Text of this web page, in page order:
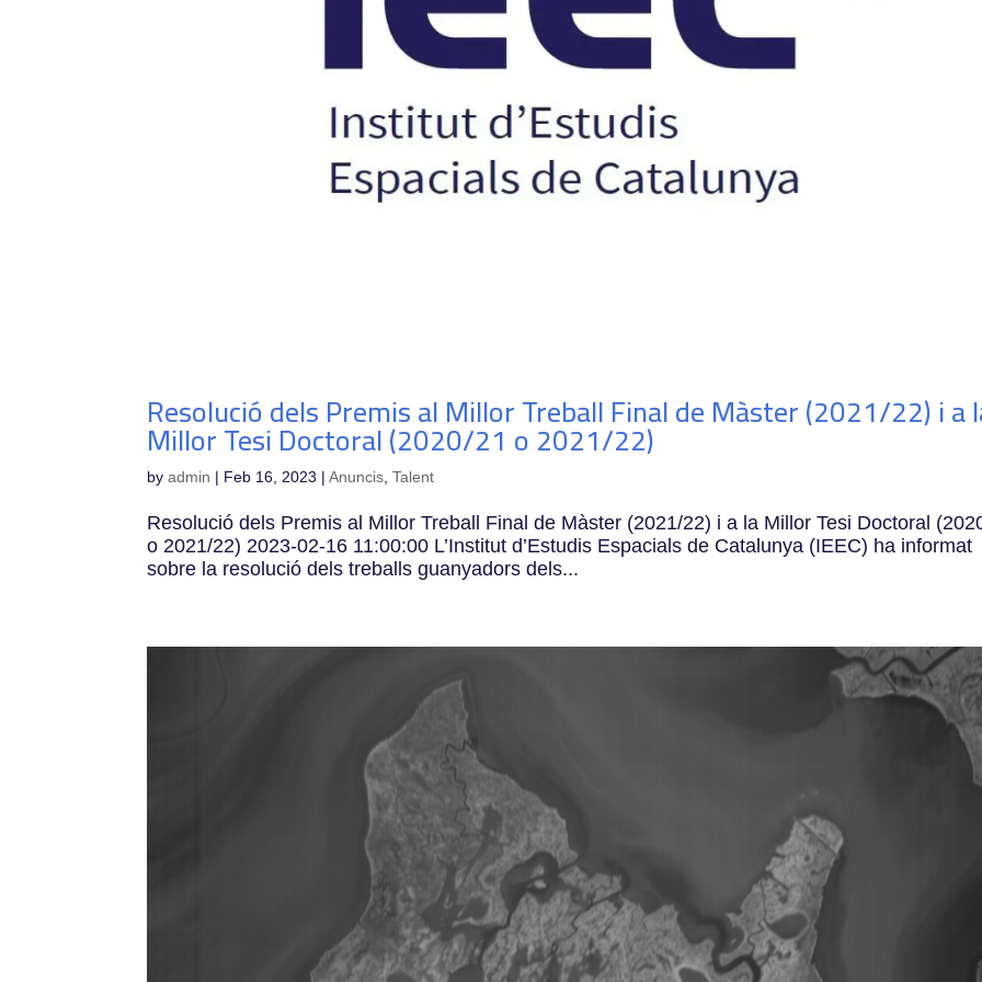
Resolució dels Premis al Millor Treball Final de Màster (2021/22) i a
Millor Tesi Doctoral (2020/21 o 2021/22)
byadmin | Feb 16, 2023 |Anuncis,Talent
Resolució dels Premis al Millor Treball Final de Màster (2021/22) i a la Millor Tesi Doctoral
o 2021/22) 2023-02-16 11:00:00 L’Institut d’Estudis Espacials de Catalunya (IEEC) ha informat
sobre la resolució dels treballs guanyadors dels...